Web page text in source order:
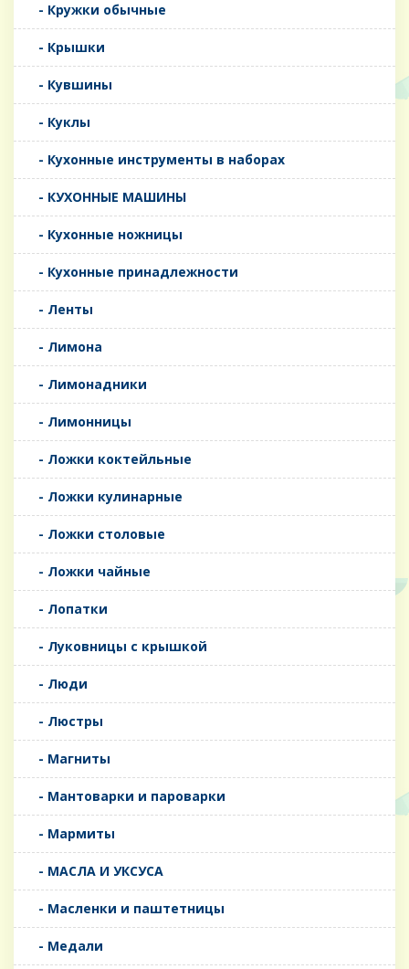
- Кружки обычные
- Крышки
- Кувшины
- Куклы
- Кухонные инструменты в наборах
- КУХОННЫЕ МАШИНЫ
- Кухонные ножницы
- Кухонные принадлежности
- Ленты
- Лимона
- Лимонадники
- Лимонницы
- Ложки коктейльные
- Ложки кулинарные
- Ложки столовые
- Ложки чайные
- Лопатки
- Луковницы с крышкой
- Люди
- Люстры
- Магниты
- Мантоварки и пароварки
- Мармиты
- МАСЛА И УКСУСА
- Масленки и паштетницы
- Медали